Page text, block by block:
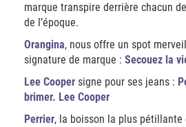
marque transpire derrière chacun
de l’époque.
Orangina, nous offre un spot
signature de marque : Secouez la
Lee Cooper signe pour ses jeans :
brimer. Lee Cooper
Perrier, la boisson la plus pétillante